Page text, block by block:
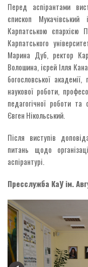
Перед аспірантами
єпископ Мукачівський
Карпатською єпархією
Карпатського
Марина Дуб, ректор
Волошина, ієрей Ілля
богословської
наукової роботи,
педагогічної роботи
Євген Нікольський.
Після виступів
питань щодо
аспірантурі.
Пресслужба КаУ ім.